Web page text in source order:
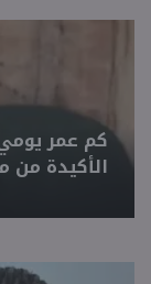
كم عمر
الأكيدة من